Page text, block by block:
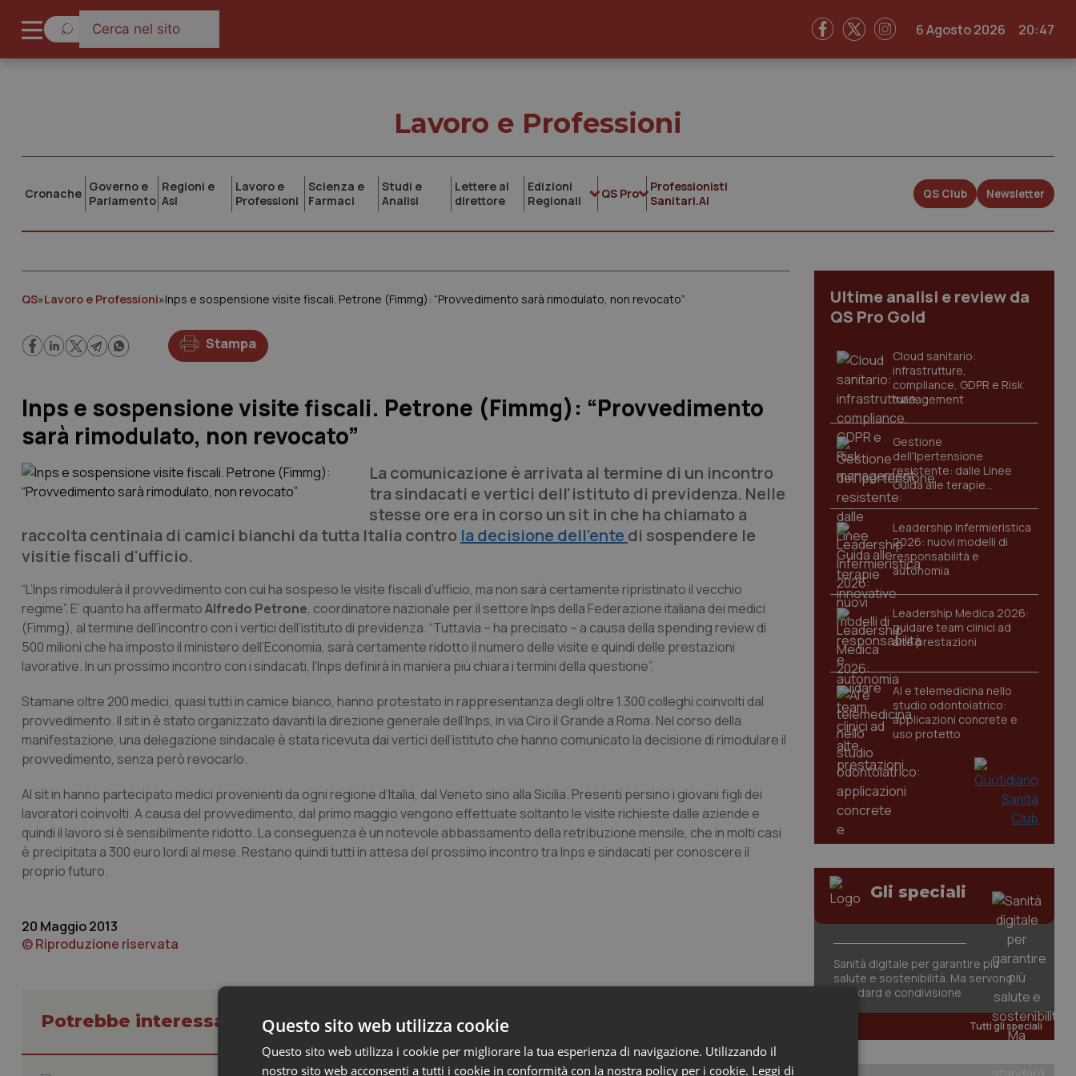
6 Agosto 2026 20:47
Lavoro e Professioni
Cronache Governo e
Parlamento
Regioni e
Asl
Lavoro e
Professioni
Scienza e
Farmaci
Studi e
Analisi
Lettere al
direttore
Edizioni
Regionali
QS Pro
Professionisti
Sanitari.AI
QS Club Newsletter
QS»Lavoro e Professioni»Inps e sospensione visite fiscali. Petrone (Fimmg): “Provvedimento sarà rimodulato, non revocato”
Stampa
Inps e sospensione visite fiscali. Petrone (Fimmg): “Provvedimento
sarà rimodulato, non revocato”
La comunicazione è arrivata al termine di un incontro
tra sindacati e vertici dell'istituto di previdenza. Nelle
stesse ore era in corso un sit in che ha chiamato a
raccolta centinaia di camici bianchi da tutta Italia contro la decisione dell'ente di sospendere le
visitie fiscali d'ufficio.
“L’Inps rimodulerà il provvedimento con cui ha sospeso le visite fiscali d’ufficio, ma non sarà certamente ripristinato il vecchio
regime”. E’ quanto ha affermatoAlfredo Petrone, coordinatore nazionale per il settore Inps della Federazione italiana dei medici
(Fimmg), al termine dell’incontro con i vertici dell’istituto di previdenza. “Tuttavia – ha precisato – a causa della spending review di
500 milioni che ha imposto il ministero dell’Economia, sarà certamente ridotto il numero delle visite e quindi delle prestazioni
lavorative. In un prossimo incontro con i sindacati, l’Inps definirà in maniera più chiara i termini della questione”.
Stamane oltre 200 medici, quasi tutti in camice bianco, hanno protestato in rappresentanza degli oltre 1.300 colleghi coinvolti dal
provvedimento. Il sit in è stato organizzato davanti la direzione generale dell’Inps, in via Ciro il Grande a Roma. Nel corso della
manifestazione, una delegazione sindacale è stata ricevuta dai vertici dell’istituto che hanno comunicato la decisione di rimodulare il
provvedimento, senza però revocarlo.
Al sit in hanno partecipato medici provenienti da ogni regione d’Italia, dal Veneto sino alla Sicilia. Presenti persino i giovani figli dei
lavoratori coinvolti. A causa del provvedimento, dal primo maggio vengono effettuate soltanto le visite richieste dalle aziende e
quindi il lavoro si è sensibilmente ridotto. La conseguenza è un notevole abbassamento della retribuzione mensile, che in molti casi
è precipitata a 300 euro lordi al mese. Restano quindi tutti in attesa del prossimo incontro tra Inps e sindacati per conoscere il
proprio futuro.
20 Maggio 2013
© Riproduzione riservata
Potrebbe interessarti in Lavoro e Professioni
Ultime analisi e review da
QS Pro Gold
Cloud sanitario:
infrastrutture,
compliance, GDPR e Risk
management
Gestione
dell'Ipertensione
resistente: dalle Linee
Guida alle terapie
innovative
Leadership Infermieristica
2026: nuovi modelli di
responsabilità e
autonomia
Leadership Medica 2026:
guidare team clinici ad
alte prestazioni
AI e telemedicina nello
studio odontoiatrico:
applicazioni concrete e
uso protetto
Gli speciali
Sanità digitale per garantire più
salute e sostenibilità. Ma servono
standard e condivisione
Tutti gli speciali
Questo sito web utilizza cookie
Questo sito web utilizza i cookie per migliorare la tua esperienza di navigazione. Utilizzando il
nostro sito web acconsenti a tutti i cookie in conformità con la nostra policy per i cookie. Leggi di